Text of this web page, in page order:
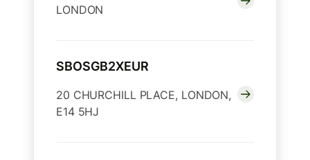
LONDON
SBOSGB2XEUR
20 CHURCHILL PLACE, LONDON,
E14 5HJ